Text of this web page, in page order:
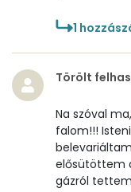
1
Törölt
Na szóval
falom!!!
elősütöttem
gázról